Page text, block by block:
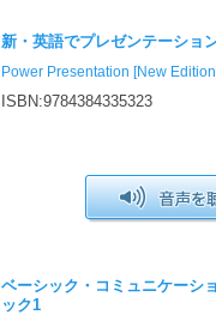
新・英語でプレゼンテーショ
Power Presentation [New
ISBN:9784384335323
ベーシック・コミュニケー
ック1